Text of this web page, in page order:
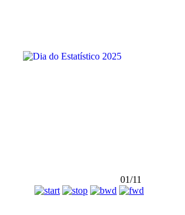
01/11